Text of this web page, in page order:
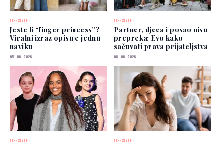
LIFESTYLE
Jeste li “finger princess”?
Viralni izraz opisuje jednu
naviku
05. 08. 2026.
LIFESTYLE
Partner, djeca i posao nisu
prepreka: Evo kako
sačuvati prava prijateljstva
06. 08. 2026.
LIFESTYLE LIFESTYLE